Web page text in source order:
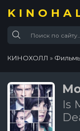
КИНОХОЛЛ »
Is